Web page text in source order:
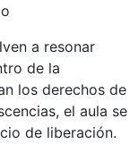
a resonar
de la
los derechos de
el aula se
de liberación.